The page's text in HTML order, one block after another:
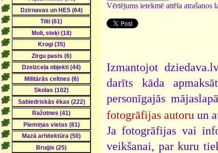
Vērtējums ietekmē attēla atrašanos
Izmantojot
darīts kāda
personīgajās
fotogrāfijas autoru un
Ja fotogrāfijas vai
veikšanai, par kuru